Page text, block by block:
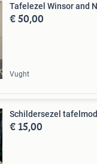
Tafelezel Winsor and
€ 50,00
Vught
Schildersezel
€ 15,00